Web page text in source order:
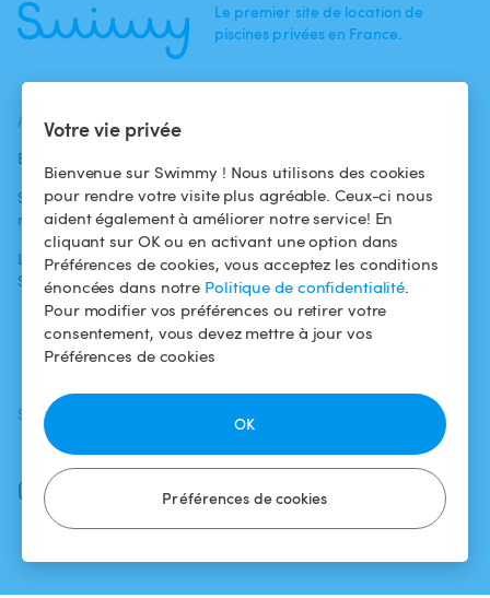
Votre vie privée
Bienvenue sur Swimmy ! Nous utilisons des cookies
pour rendre votre visite plus agréable. Ceux-ci nous
aident également à améliorer notre service! En
cliquant sur OK ou en activant une option dans
Préférences de cookies, vous acceptez les conditions
énoncées dans notre Politique de confidentialité.
Pour modifier vos préférences ou retirer votre
consentement, vous devez mettre à jour vos
Préférences de cookies
Préférences de cookies
OK
Le premier site de location de
piscines privées en France.
ACTUALITÉS
Blog
Swimmy dans les
médias
L'aventure
Swimmy
baigneurs
Pour les
propriétaires
Louer ma piscine
Comment ça
marche ?
Conditions
d'utilisation
Politique de
confidentialité
Mentions légales
SUIVEZ-NOUS
Facebook
Instagram